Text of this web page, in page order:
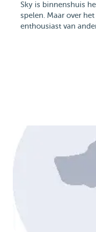
Sky is binnenshuis
spelen. Maar over
enthousiast van